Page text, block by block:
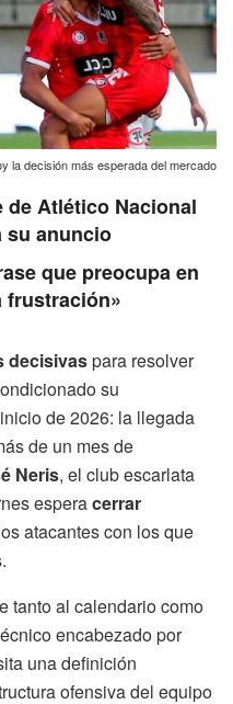
la decisión más esperada del mercado
de Atlético Nacional
su anuncio
que preocupa en
frustración»
decisivaspara resolver
su
de 2026: la llegada
de un mes de
Neris, el club escarlata
esperacerrar
atacantes con los que
tanto al calendario como
encabezado por
una definición
ofensiva del equipo